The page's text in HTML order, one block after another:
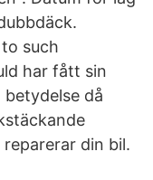
such
har fått sin
då
din bil.